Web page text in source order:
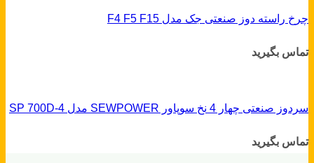
چرخ راسته دوز صنعتی جک مدل F4 F5 F15
تماس بگیرید
سردوز صنعتی چهار 4 نخ سوپاور SEWPOWER مدل SP 700D-4
تماس بگیرید